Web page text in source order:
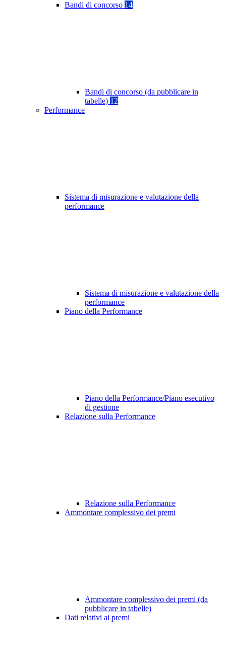
Bandi di concorso 14
Bandi di concorso (da pubblicare in
tabelle) 12
Performance
Sistema di misurazione e valutazione della
performance
Sistema di misurazione e valutazione della
performance
Piano della Performance
Piano della Performance/Piano esecutivo
di gestione
Relazione sulla Performance
Relazione sulla Performance
Ammontare complessivo dei premi
Ammontare complessivo dei premi (da
pubblicare in tabelle)
Dati relativi ai premi